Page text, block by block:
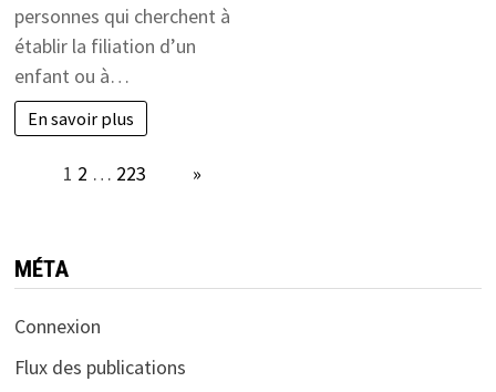
personnes qui cherchent à
établir la filiation d’un
enfant ou à…
En savoir plus
1 2 … 223 »
MÉTA
Connexion
Flux des publications